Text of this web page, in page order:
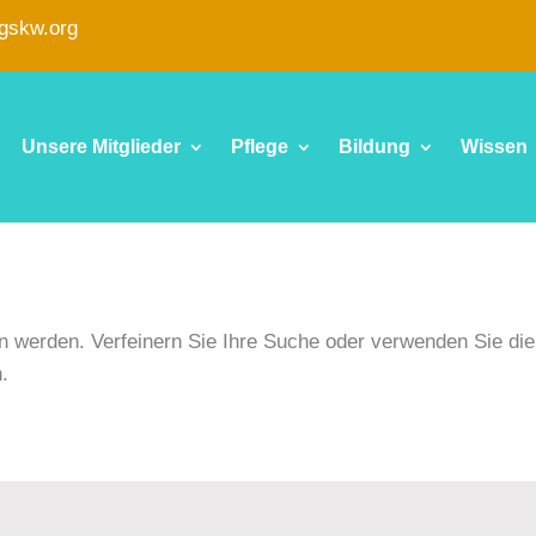
Unsere Mitglieder Pflege Bildung Wissen
werden. Verfeinern Sie Ihre Suche oder verwenden Sie die